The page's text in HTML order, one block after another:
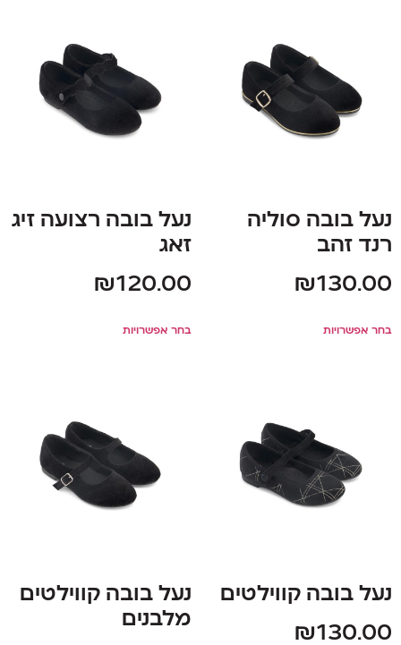
נעל בובה סוליה
רנד זהב
₪130.00
בחר אפשרויות
נעל בובה רצועה זיג
זאג
₪120.00
בחר אפשרויות
נעל בובה קווילטים
₪130.00
נעל בובה קווילטים
מלבנים